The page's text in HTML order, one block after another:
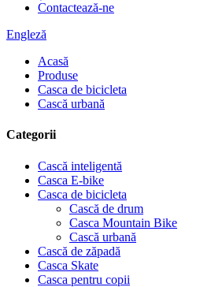
Contactează-ne
Engleză
Acasă
Produse
Casca de bicicleta
Cască urbană
Categorii
Cască inteligentă
Casca E-bike
Casca de bicicleta
Cască de drum
Casca Mountain Bike
Cască urbană
Cască de zăpadă
Casca Skate
Casca pentru copii